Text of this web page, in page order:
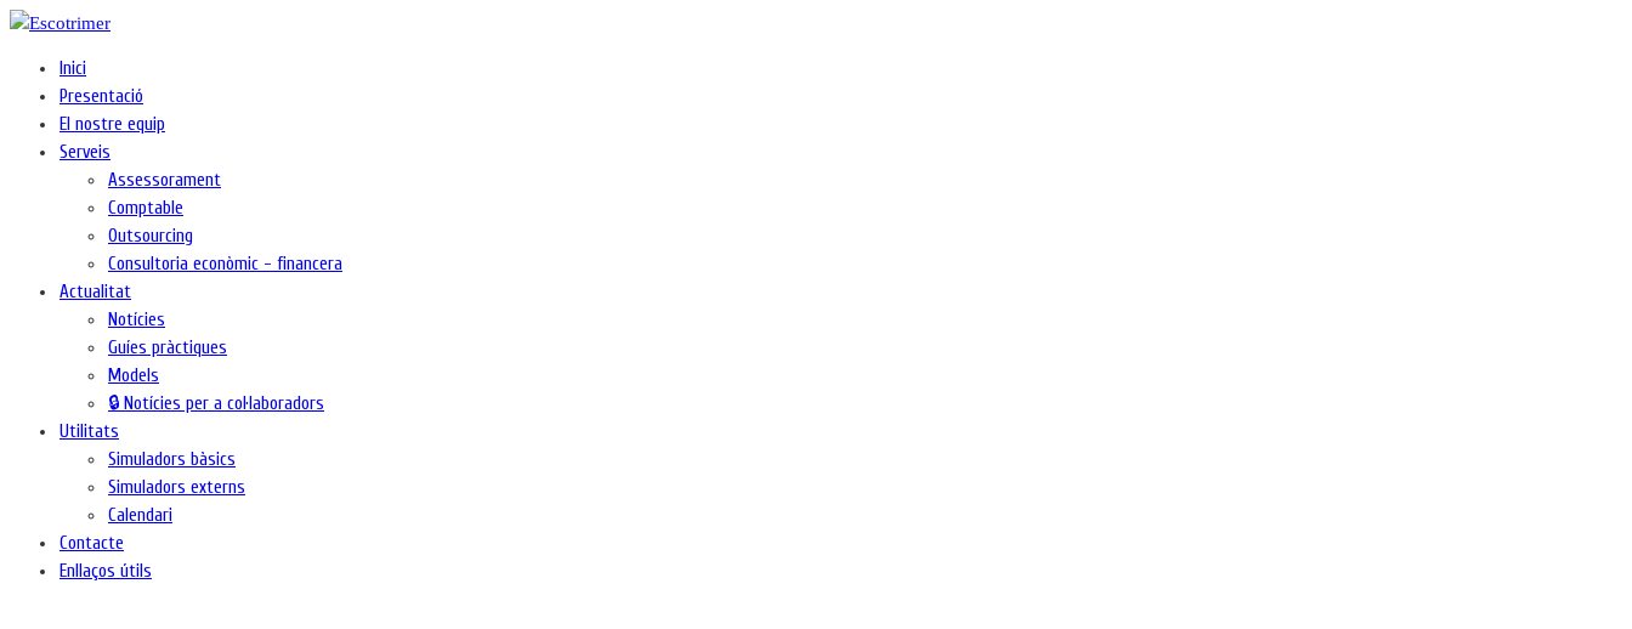
Inici
Presentació
El nostre equip
Serveis
Assessorament
Comptable
Outsourcing
Consultoria econòmic - financera
Actualitat
Notícies
Guíes pràctiques
Models
🔒 Notícies per a col·laboradors
Utilitats
Simuladors bàsics
Simuladors externs
Calendari
Contacte
Enllaços útils